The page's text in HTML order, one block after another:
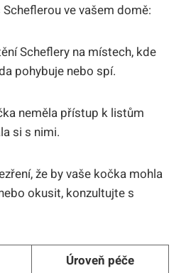
ve vašem domě:
Scheflery na místech, kde
pohybuje nebo spí.
neměla přístup k listům
si s nimi.
že by vaše kočka mohla
okusit, konzultujte s
Úroveň péče